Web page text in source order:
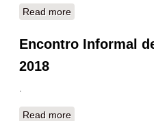
Read moreabout Encontro
Encontro Informal
2018
Read moreabout Encontro